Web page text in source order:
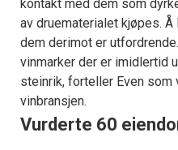
kontakt med dem som
av druematerialet kjøpes.
dem derimot er
vinmarker der er imidlertid
steinrik, forteller Even
vinbransjen.
Vurderte 60